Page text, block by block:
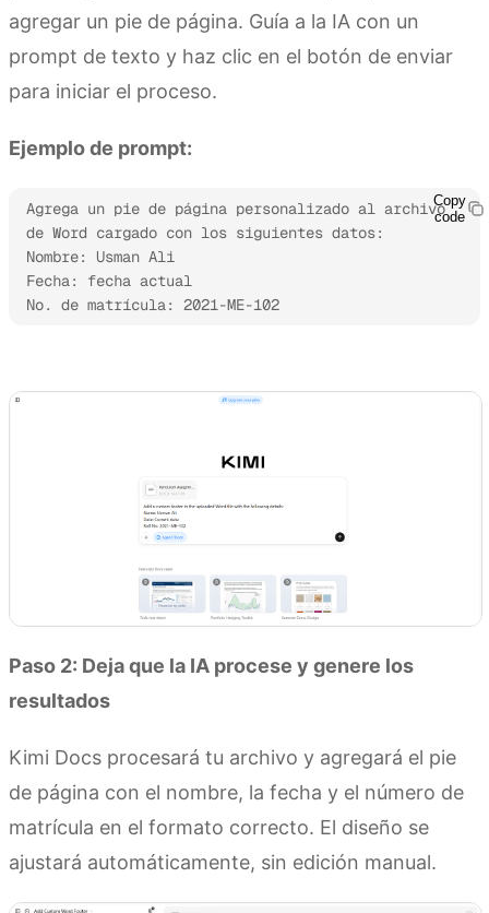
agregar un pie de página. Guía a la IA con un
prompt de texto y haz clic en el botón de enviar
para iniciar el proceso.
Ejemplo de prompt:
Agrega un pie de página personalizado al archivo
de Word cargado con los siguientes datos:
Nombre: Usman Ali
Fecha: fecha actual
No. de matrícula: 2021-ME-102
Copy
code
Paso 2: Deja que la IA procese y genere los
resultados
Kimi Docs procesará tu archivo y agregará el pie
de página con el nombre, la fecha y el número de
matrícula en el formato correcto. El diseño se
ajustará automáticamente, sin edición manual.